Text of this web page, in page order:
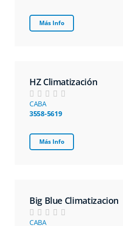
Más Info
HZ Climatización
CABA
3558-5619
Más Info
Big Blue Climatizacion
CABA